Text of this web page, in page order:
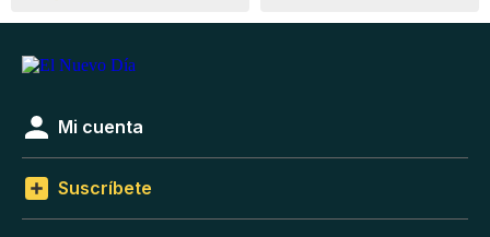
Mi cuenta
Suscríbete